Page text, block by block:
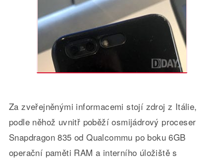
Za zveřejněnými informacemi stojí zdroj z Itálie,
podle něhož uvnitř poběží osmijádrový proceser
Snapdragon 835 od Qualcommu po boku 6GB
operační paměti RAM a interního úložiště s